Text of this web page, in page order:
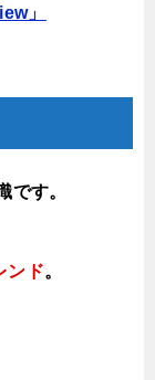
」
です。
ンド。